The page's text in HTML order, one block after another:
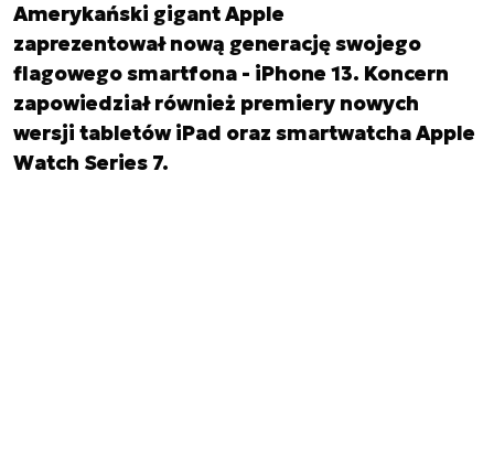
Amerykański gigant Apple
zaprezentował nową generację swojego
flagowego smartfona - iPhone 13. Koncern
zapowiedział również premiery nowych
wersji tabletów iPad oraz smartwatcha Apple
Watch Series 7.